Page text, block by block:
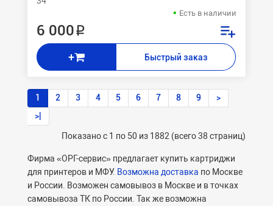
Есть в наличии
6 000 ₽
+ Быстрый заказ
1 2 3 4 5 6 7 8 9
>
>|
Показано с 1 по 50 из 1882 (всего 38 страниц)
Фирма «ОРГ-сервис» предлагает купить картриджи
для принтеров и МФУ. Возможна доставка по Москве
и России. Возможен самовывоз в Москве и в точках
самовывоза ТК по России. Так же возможна